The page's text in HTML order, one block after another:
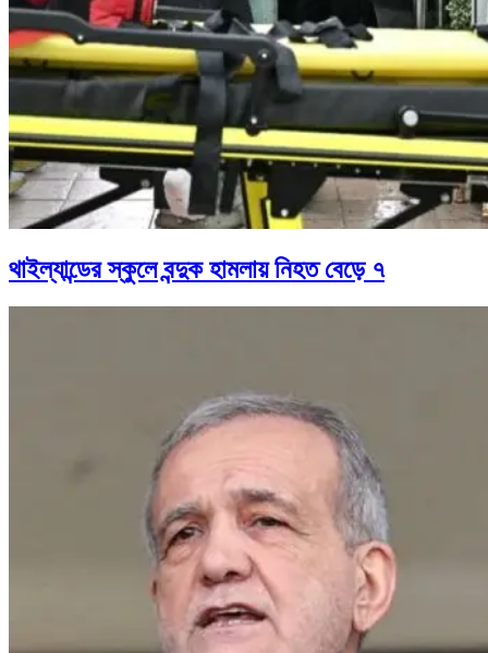
থাইল্যান্ডের স্কুলে বন্দুক হামলায় নিহত বেড়ে ৭